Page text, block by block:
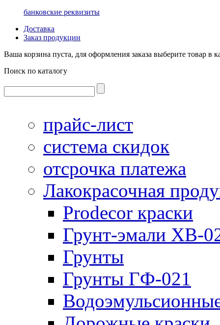
банковские реквизиты
Доставка
Заказ продукции
Ваша корзина пуста, для оформления заказа выберите товар в
Поиск по каталогу
прайс-лист
система скидок
отсрочка платежа
Лакокрасочная
Prodecor краски
Грунт-эмали ХВ-
Грунты
Грунты ГФ-021